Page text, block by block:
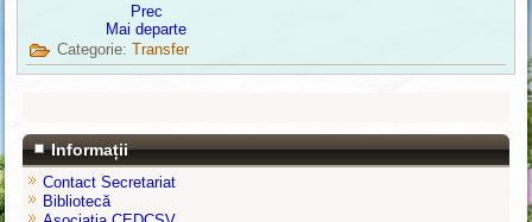
Prec
Mai departe
Categorie:Transfer
Informații
Contact Secretariat
Bibliotecă